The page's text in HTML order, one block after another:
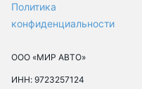
Политика
конфиденциальности
ООО «МИР АВТО»
ИНН: 9723257124